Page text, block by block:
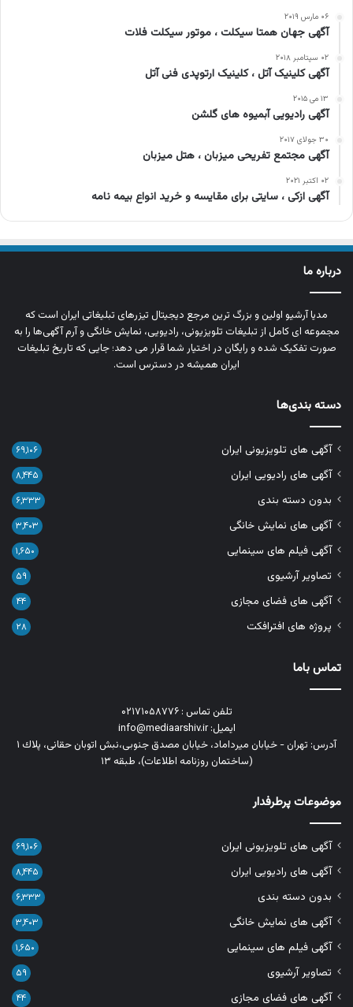
۰۶ مارس ۲۰۱۹
آگهی جهان همتا سیکلت ، موتور سیکلت فلات
۰۲ سپتامبر ۲۰۱۸
آگهی کلینیک آتل ، کلینیک ارتوپدی فنی آتل
۱۳ می ۲۰۱۵
آگهی رادیویی آبمیوه های گلشن
۳۰ جولای ۲۰۱۷
آگهی مجتمع تفریحی میزبان ، هتل میزبان
۰۲ اکتبر ۲۰۲۱
آگهی ازکی ، سایتی برای مقایسه و خرید انواع بیمه نامه
درباره ما
مدیا آرشیو اولین و بزرگ‌ ترین مرجع دیجیتال تیزرهای تبلیغاتی ایران است که
مجموعه‌ ای کامل از تبلیغات تلویزیونی، رادیویی، نمایش خانگی و آرم‌ آگهی‌ها را به‌
صورت تفکیک‌ شده و رایگان در اختیار شما قرار می‌ دهد؛ جایی که تاریخ تبلیغات
ایران همیشه در دسترس است.
دسته بندی‌ها
آگهی های تلویزیونی ایران ۶۹,۱۰۶
آگهی های رادیویی ایران ۸,۴۴۵
بدون دسته بندی ۶,۳۳۳
آگهی های نمایش خانگی ۳,۴۰۳
آگهی فیلم های سینمایی ۱,۶۵۰
تصاویر آرشیوی ۵۹
آگهی های فضای مجازی ۴۴
پروژه های افترافکت ۲۸
تماس باما
تلفن تماس : ۰۲۱۷۱۰۵۸۷۷۶
ایمیل: info@mediaarshiv.ir
آدرس: تهران - خیابان میرداماد، خیابان مصدق جنوبی،نبش اتوبان حقانی، پلاك ١
(ساختمان روزنامه اطلاعات)، طبقه ۱۳
موضوعات پرطرفدار
آگهی های تلویزیونی ایران ۶۹,۱۰۶
آگهی های رادیویی ایران ۸,۴۴۵
بدون دسته بندی ۶,۳۳۳
آگهی های نمایش خانگی ۳,۴۰۳
آگهی فیلم های سینمایی ۱,۶۵۰
تصاویر آرشیوی ۵۹
آگهی های فضای مجازی ۴۴